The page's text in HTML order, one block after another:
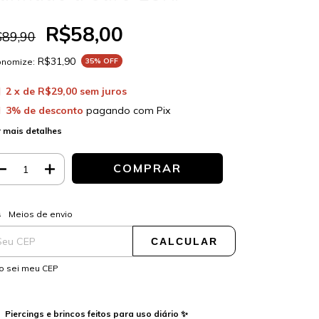
R$58,00
R$31,90 35% OFF
2 x de R$29,00 sem juros
3% de desconto pagando com Pix
mais detalhes
para o CEP:
Meios de envio
CALCULAR
sei meu CEP
Piercings e brincos feitos para uso diário ✨